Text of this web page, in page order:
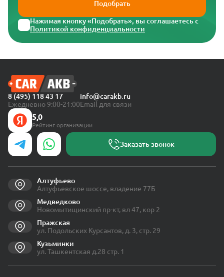
Подобрать
Нажимая кнопку «Подобрать», вы соглашаетесь с
Политикой конфиденциальности
8 (495) 118 43 17
Ежедневно 9:00-21:00
info@carakb.ru
Email для связи
5,0
Рейтинг организации
Заказать звонок
Алтуфьево
Алтуфьевское шоссе, владение 77Б
Медведково
Новомытищинский пр-кт, вл 47, кор 2
Пражская
ул. Подольских Курсантов, д. 3, стр. 29
Кузьминки
ул. Ташкентская д.28 стр. 1